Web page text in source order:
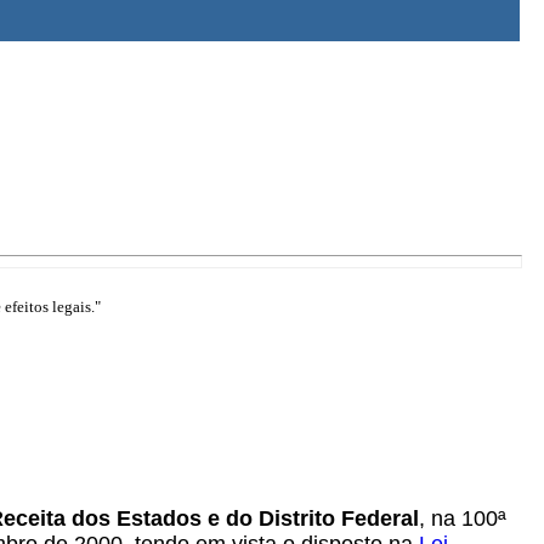
efeitos legais."
dos Estados e do Distrito Federal , na 100ª